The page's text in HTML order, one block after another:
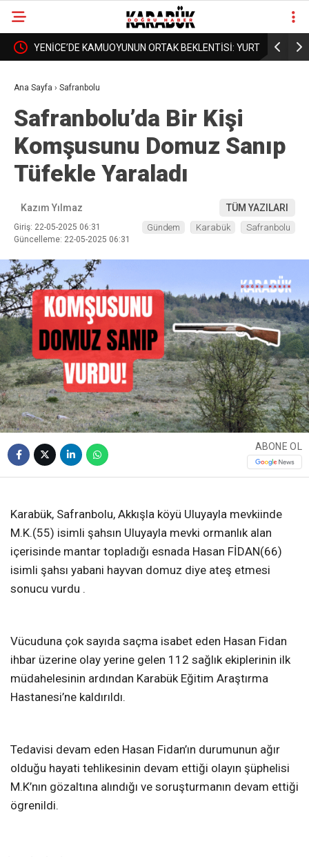
YENİCE’DE KAMUOYUNUN ORTAK BEKLENTİSİ: YURT
Ana Sayfa › Safranbolu
Safranbolu’da Bir Kişi
Komşusunu Domuz Sanıp
Tüfekle Yaraladı
Kazım Yılmaz TÜM YAZILARI
Giriş: 22-05-2025 06:31
Güncelleme: 22-05-2025 06:31
Gündem Karabük Safranbolu
ABONE OL
Karabük, Safranbolu, Akkışla köyü Uluyayla mevkiinde
M.K.(55) isimli şahsın Uluyayla mevki ormanlık alan
içerisinde mantar topladığı esnada Hasan FİDAN(66)
isimli şahsı yabani hayvan domuz diye ateş etmesi
sonucu vurdu .
Vücuduna çok sayıda saçma isabet eden Hasan Fidan
ihbar üzerine olay yerine gelen 112 sağlık ekiplerinin ilk
müdahelesinin ardından Karabük Eğitim Araştırma
Hastanesi’ne kaldırıldı.
Tedavisi devam eden Hasan Fidan’ın durumunun ağır
olduğu hayati tehlikesinin devam ettiği olayın şüphelisi
M.K’nın gözaltına alındığı ve soruşturmanın devam ettiği
ögrenildi.